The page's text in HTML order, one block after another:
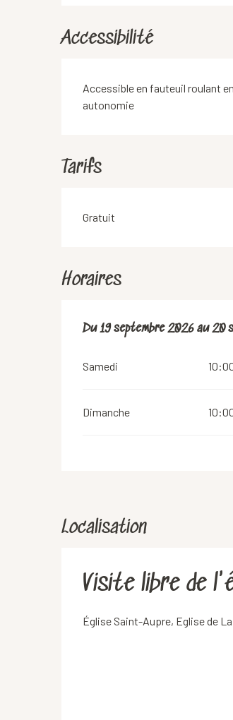
Accessibilité
Accessible en fauteuil roulant en
autonomie
Tarifs
Gratuit
Horaires
Du19 septembre 2026au20
Du19 septembre 2026au20
Samedi
Dimanche
Localisation
Visite libre de
Église Saint-Aupre, Eglise de